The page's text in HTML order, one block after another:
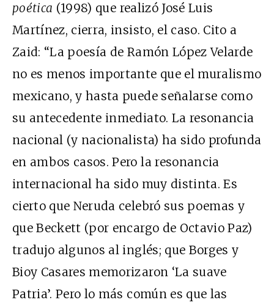
poética (1998) que realizó José Luis
Martínez, cierra, insisto, el caso. Cito a
Zaid: “La poesía de Ramón López Velarde
no es menos importante que el muralismo
mexicano, y hasta puede señalarse como
su antecedente inmediato. La resonancia
nacional (y nacionalista) ha sido profunda
en ambos casos. Pero la resonancia
internacional ha sido muy distinta. Es
cierto que Neruda celebró sus poemas y
que Beckett (por encargo de Octavio Paz)
tradujo algunos al inglés; que Borges y
Bioy Casares memorizaron ‘La suave
Patria’. Pero lo más común es que las